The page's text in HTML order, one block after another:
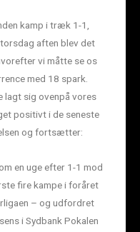
kamp i træk 1-1,
torsdag aften blev det
vi måtte se os
med 18 spark.
lagt sig ovenpå vores
positivt i de seneste
og fortsætter:
en uge efter 1-1 mod
fire kampe i foråret
– og udfordret
i Sydbank Pokalen